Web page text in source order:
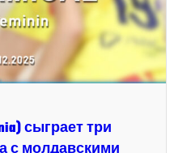
сыграет три